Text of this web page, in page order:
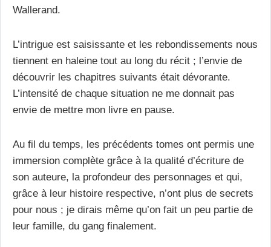
Wallerand.
L’intrigue est saisissante et les rebondissements nous
tiennent en haleine tout au long du récit ; l’envie de
découvrir les chapitres suivants était dévorante.
L’intensité de chaque situation ne me donnait pas
envie de mettre mon livre en pause.
Au fil du temps, les précédents tomes ont permis une
immersion complète grâce à la qualité d’écriture de
son auteure, la profondeur des personnages et qui,
grâce à leur histoire respective, n’ont plus de secrets
pour nous ; je dirais même qu’on fait un peu partie de
leur famille, du gang finalement.